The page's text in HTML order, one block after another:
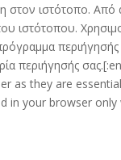
στον ιστότοπο.
ιστότοπου.
περιήγησής
they are
in your browser